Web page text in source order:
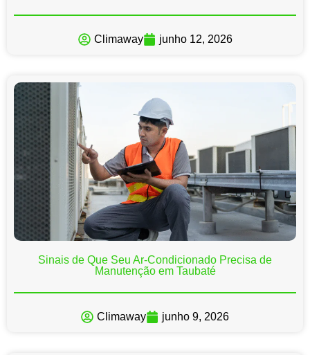
Climaway junho 12, 2026
Sinais de Que Seu Ar-Condicionado Precisa de
Manutenção em Taubaté
Climaway junho 9, 2026